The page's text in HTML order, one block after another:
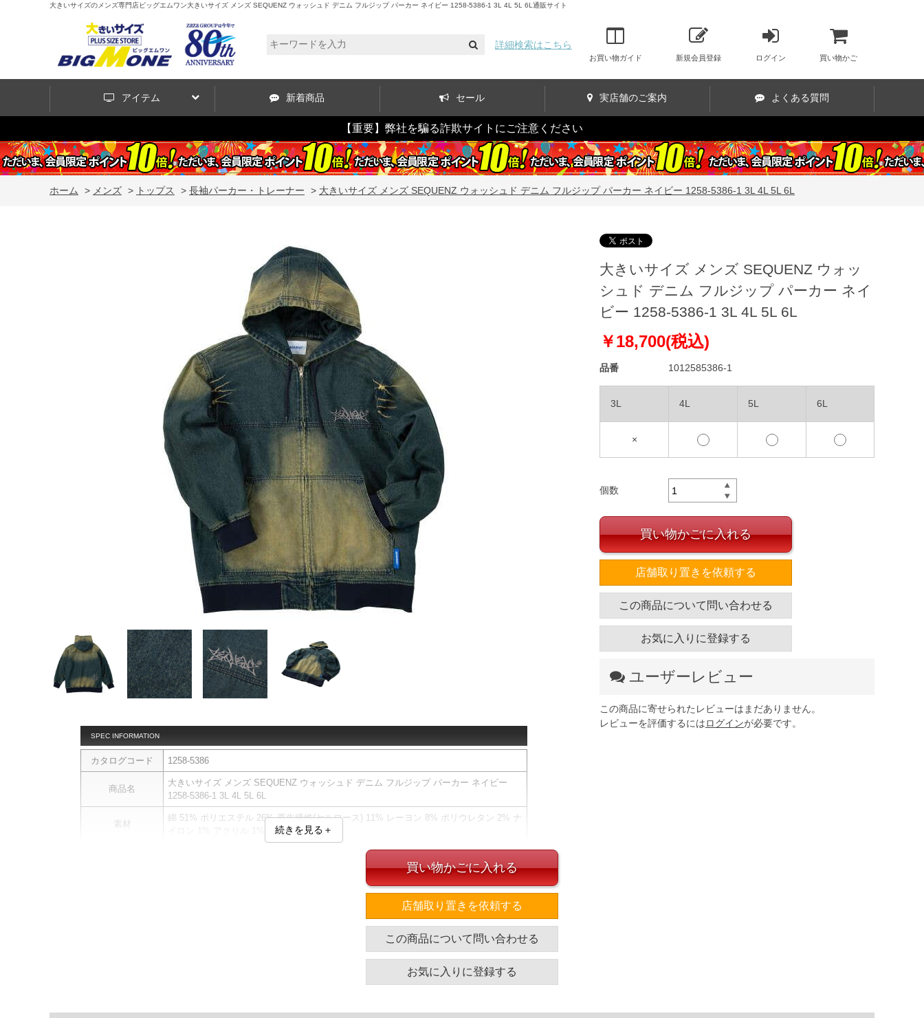
大きいサイズのメンズ専門店ビッグエムワン大きいサイズ メンズ SEQUENZ ウォッシュド デニム フルジップ パーカー ネイビー 1258-5386-1 3L 4L 5L 6L通販サイト
詳細検索はこちら
お買い物ガイド 新規会員登録 ログイン 買い物かご
アイテム 新着商品 セール 実店舗のご案内 よくある質問
【重要】弊社を騙る詐欺サイトにご注意ください
ホーム > メンズ > トップス > 長袖パーカー・トレーナー > 大きいサイズ メンズ SEQUENZ ウォッシュド デニム フルジップ パーカー ネイビー 1258-5386-1 3L 4L 5L 6L
SPEC INFORMATION
カタログコード 1258-5386
商品名
大きいサイズ メンズ SEQUENZ ウォッシュド デニム フルジップ パーカー ネイビー
1258-5386-1 3L 4L 5L 6L
素材
綿 51% ポリエステル 26% 再生繊維(セルロース) 11% レーヨン 8% ポリウレタン 2% ナ
ポリウレタンを配合し、斜め方向にわずかな伸縮性のあるデニム素材。
フルジップ／サイドポケット／フード(調節ひも有)／刺繍／リブ(袖口・裾)
こちらの製品は独特な風合いを表現するため、特殊な加工を施しています。そのため1点
肩幅 袖丈
続きを見る＋
大きいサイズ メンズ SEQUENZ ウォッ
シュド デニム フルジップ パーカー ネイ
ビー 1258-5386-1 3L 4L 5L 6L
￥18,700(税込)
品番 1012585386-1
3L 4L 5L 6L
×
個数
買い物かごに入れる
店舗取り置きを依頼する
この商品について問い合わせる
お気に入りに登録する
ユーザーレビュー
この商品に寄せられたレビューはまだありません。
レビューを評価するにはログインが必要です。
買い物かごに入れる
店舗取り置きを依頼する
この商品について問い合わせる
お気に入りに登録する